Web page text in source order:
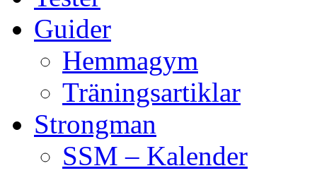
Guider
Hemmagym
Träningsartiklar
Strongman
SSM – Kalender